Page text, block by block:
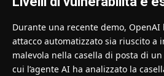
Durante una recente demo,
attacco automatizzato sia riuscito a
malevola nella casella di posta di
cui l’agente AI ha analizzato la